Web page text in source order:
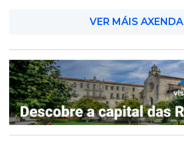
VER MÁIS AXENDA